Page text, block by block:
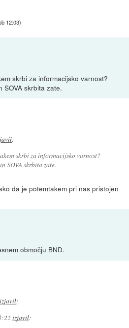
12:03)
skrbi za informacijsko varnost?
SOVA skrbita zate.
:
skrbi za informacijsko varnost?
SOVA skrbita zate.
da je potemtakem pri nas pristojen
območju BND.
izjavil:
izjavil: